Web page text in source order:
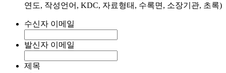
연도, 작성언어, KDC, 자료형태, 수록면, 소장기관, 초록)
수신자 이메일
발신자 이메일
제목